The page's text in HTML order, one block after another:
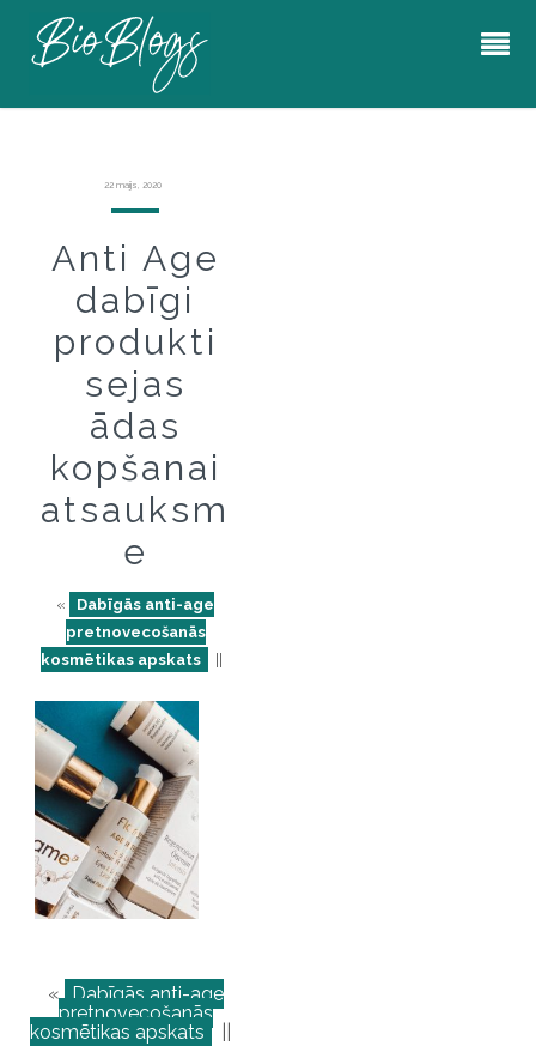
22 maijs, 2020
Anti Age
dabīgi
produkti
sejas
ādas
kopšanai
atsauksm
e
«
Dabīgās anti-age
pretnovecošanās
kosmētikas apskats
« Dabīgās anti-age
pretnovecošanās
kosmētikas apskats ||